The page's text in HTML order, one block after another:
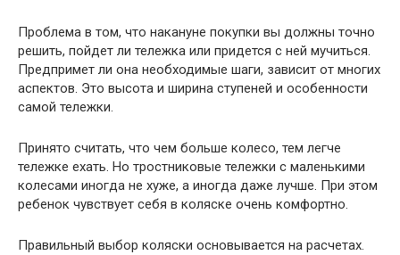
Проблема в том, что накануне покупки вы должны точно
решить, пойдет ли тележка или придется с ней мучиться.
Предпримет ли она необходимые шаги, зависит от многих
аспектов. Это высота и ширина ступеней и особенности
самой тележки.
Принято считать, что чем больше колесо, тем легче
тележке ехать. Но тростниковые тележки с маленькими
колесами иногда не хуже, а иногда даже лучше. При этом
ребенок чувствует себя в коляске очень комфортно.
Правильный выбор коляски основывается на расчетах.